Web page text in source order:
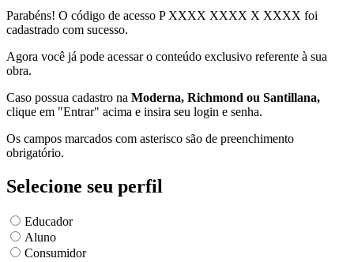
Parabéns! O código de acesso P XXXX XXXX X XXXX foi
cadastrado com sucesso.
Agora você já pode acessar o conteúdo exclusivo referente à sua
obra.
Caso possua cadastro na Moderna, Richmond ou Santillana,
clique em "Entrar" acima e insira seu login e senha.
Os campos marcados com asterisco são de preenchimento
obrigatório.
Selecione seu perfil
Educador
Aluno
Consumidor